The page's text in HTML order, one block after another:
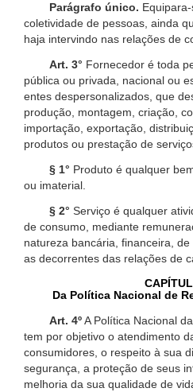
Parágrafo único.
coletividade de pessoas, ainda
haja intervindo nas relações de
Art. 3° Fornecedor é toda
pública ou privada, nacional ou
entes despersonalizados, que
produção, montagem, criação,
importação, exportação,
produtos ou prestação de
§ 1° Produto é qualquer
ou imaterial.
§ 2° Serviço é qualquer
de consumo, mediante
natureza bancária, financeira,
as decorrentes das relações de
Da Política Nacional de
Art. 4ºA Política Nacional
tem por objetivo o atendimento
consumidores, o respeito à sua
segurança, a proteção de seus
melhoria da sua qualidade de